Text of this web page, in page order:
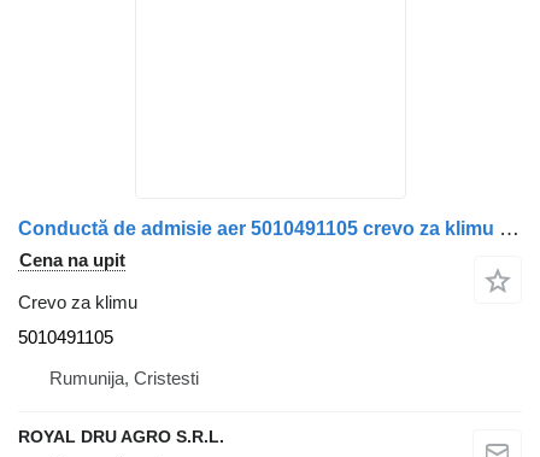
Conductă de admisie aer 5010491105 crevo za klimu za Renault – 25 cm kamiona
Cena na upit
Crevo za klimu
5010491105
Rumunija, Cristesti
ROYAL DRU AGRO S.R.L.